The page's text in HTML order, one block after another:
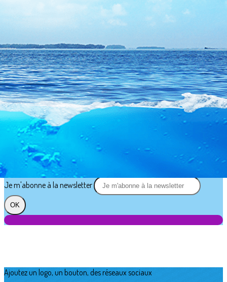
Exporter les lignes sélectionnées
Exporter uniquement les colonnes affichées
Menu
?>
Images de la page d'accueil
Cliquez pour éditer
Texte, bouton et/ou inscription à la newsletter
Cliquez pour éditer
Bienvenue au Plongée Club de Douai
Je m'abonne à la newsletter
OK
Ajoutez un logo, un bouton, des réseaux sociaux